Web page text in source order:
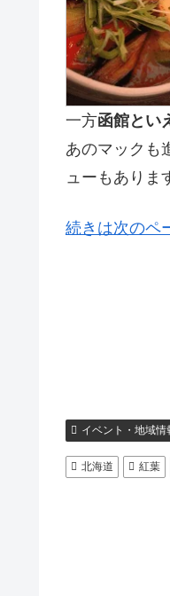
一方函館とい
あのマックも
ューもありま
続きは次のペ
イベント・地域情
北海道 紅葉